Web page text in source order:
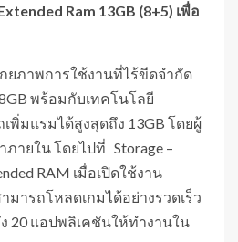
Ram 13GB (8+5) เพื่อ
ยภาพการใช้งานที่ไร้ขีดจำกัด
พร้อมกับเทคโนโลยี
เพิ่มแรมได้สูงสุดถึง 13GB โดยผู้
ายใน โดยไปที่ Storage –
RAM เมื่อเปิดใช้งาน
มารถโหลดเกมได้อย่างรวดเร็ว
20 แอปพลิเคชันให้ทำงานใน